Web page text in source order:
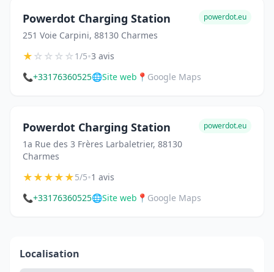
Powerdot Charging Station
251 Voie Carpini, 88130 Charmes
powerdot.eu
★☆☆☆☆1/5•3 avis
📞+33176360525🌐Site web 📍 Google Maps
Powerdot Charging Station
1a Rue des 3 Frères Larbaletrier, 88130
Charmes
powerdot.eu
★★★★★5/5•1 avis
📞+33176360525🌐Site web 📍 Google Maps
Localisation